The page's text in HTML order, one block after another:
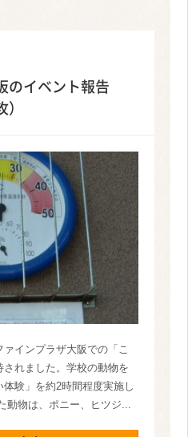
のイベント報告
インプラザ大阪での「こ
れました。学校の動物を
験」を約2時間程度実施し
動物は、ポニー、ヒツジ...